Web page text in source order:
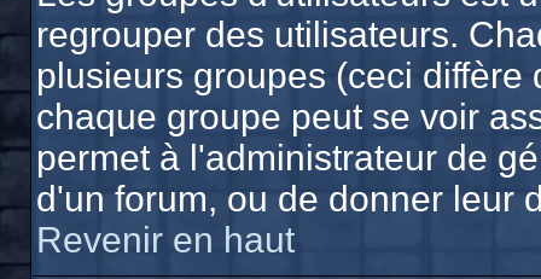
regrouper des utilisateurs.
plusieurs groupes (ceci
chaque groupe peut se voir
permet à l'administrateur de
d'un forum, ou de donner leur
Revenir en haut